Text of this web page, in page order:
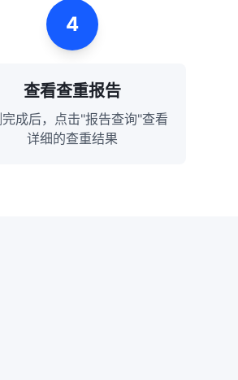
4
查看查重报告
成后，点击"报告查询"查看
详细的查重结果